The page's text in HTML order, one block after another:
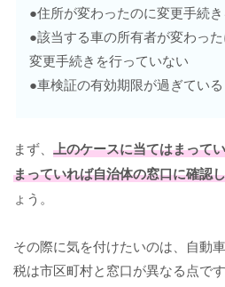
●住所が変わったのに変更手続
●該当する車の所有者が変わっ
変更手続きを行っていない
●車検証の有効期限が過ぎている
まず、 上のケースに当てはまって
まっていれば自治体の窓口に確認
ょう。
その際に気を付けたいのは、自動
税は市区町村と窓口が異なる点です